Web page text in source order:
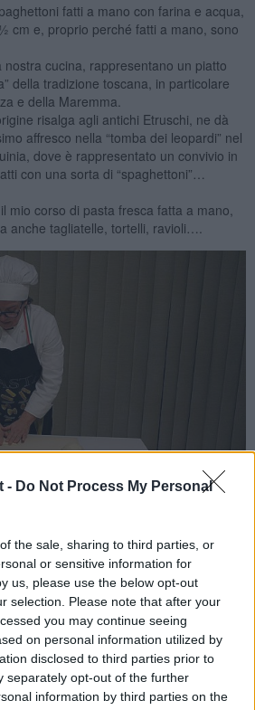
- Do Not Process My Personal
the sale, sharing to third parties, or
or sensitive information for
us, please use the below opt-out
selection. Please note that after your
you may continue seeing
on personal information utilized by
disclosed to third parties prior to
separately opt-out of the further
information by third parties on the
fatti a mano con farina e acqua,
cm e, proprio perché fatti a mano, sono
cucina, rappresentano un piatto
della tradizione toscana, in particolare
e della Maremma.
risalga agli antichi Etruschi, ne dà
affresco nella “tomba dei leopardi” nel
dove è rappresentato un convivio in
con una sorta di “spaghettoni”…
mio corso di pasta fresca fatta a mano,
anche tagliatelle, tortelli, ravioli….
bianco)
0
un pizzico di sale